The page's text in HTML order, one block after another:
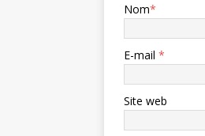
Nom*
E-mail *
Site web